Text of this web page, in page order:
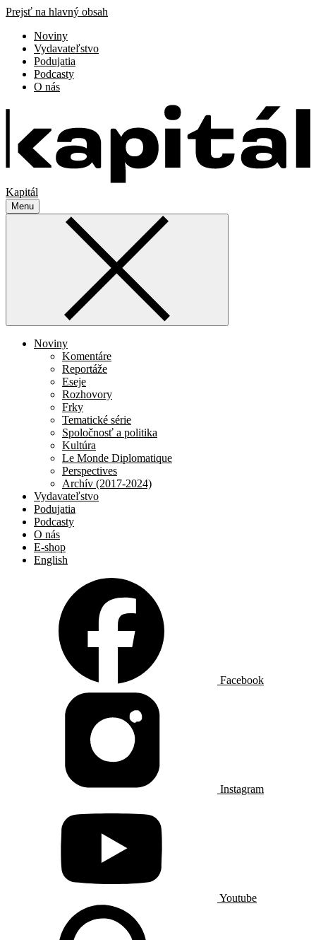
Prejsť na hlavný obsah
Noviny
Vydavateľstvo
Podujatia
Podcasty
O nás
Kapitál
Menu
Noviny
Komentáre
Reportáže
Eseje
Rozhovory
Frky
Tematické série
Spoločnosť a politika
Kultúra
Le Monde Diplomatique
Perspectives
Archív (2017-2024)
Vydavateľstvo
Podujatia
Podcasty
O nás
E-shop
English
Facebook
Instagram
Youtube